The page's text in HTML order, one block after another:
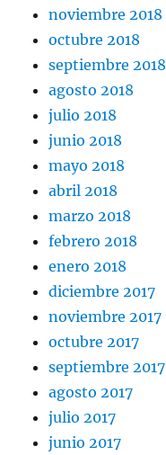
noviembre 2018
octubre 2018
septiembre 2018
agosto 2018
julio 2018
junio 2018
mayo 2018
abril 2018
marzo 2018
febrero 2018
enero 2018
diciembre 2017
noviembre 2017
octubre 2017
septiembre 2017
agosto 2017
julio 2017
junio 2017